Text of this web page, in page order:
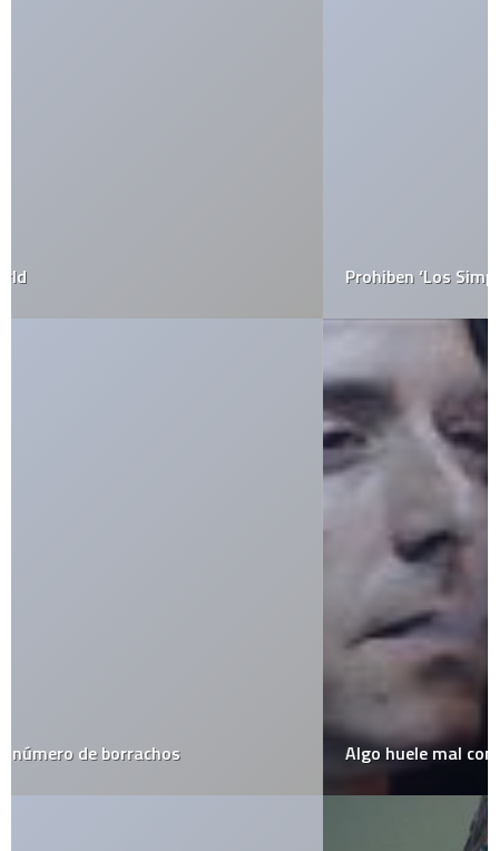
Algo huele mal con las leyes antitabaco